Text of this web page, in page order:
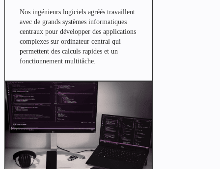
Nos ingénieurs logiciels agréés travaillent
avec de grands systèmes informatiques
centraux pour développer des applications
complexes sur ordinateur central qui
permettent des calculs rapides et un
fonctionnement multitâche.